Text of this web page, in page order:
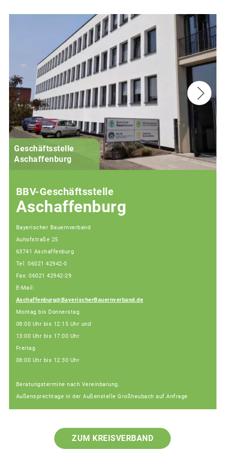
Geschäftsstelle
Aschaffenburg
BBV-Geschäftsstelle
Aschaffenburg
Bayerischer Bauernverband
Auhofstraße 25
63741 Aschaffenburg
Tel: 06021 42942-0
Fax: 06021 42942-29
E-Mail:
Aschaffenburg@BayerischerBauernverband.de
Montag bis Donnerstag
08:00 Uhr bis 12:15 Uhr und
13:00 Uhr bis 17:00 Uhr
Freitag
08:00 Uhr bis 12:30 Uhr
Beratungstermine nach Vereinbarung.
Außensprechtage in der Außenstelle Großheubach auf Anfrage
ZUM KREISVERBAND